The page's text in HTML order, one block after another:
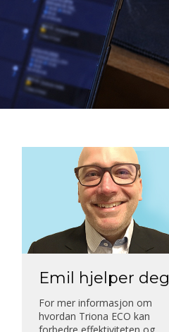
Emil hjelper deg
For mer informasjon om
hvordan Triona ECO kan
forbedre effektiviteten og